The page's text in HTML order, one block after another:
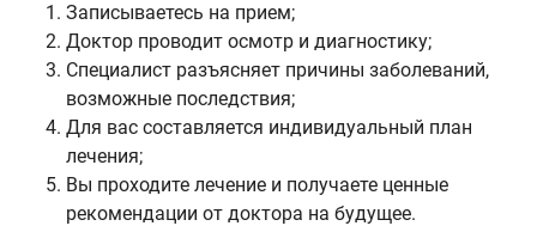
Записываетесь на прием;
Доктор проводит осмотр и диагностику;
Специалист разъясняет причины заболеваний,
возможные последствия;
Для вас составляется индивидуальный план
лечения;
Вы проходите лечение и получаете ценные
рекомендации от доктора на будущее.